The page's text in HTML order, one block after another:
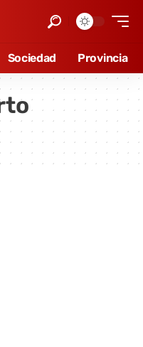
Sociedad Provincia